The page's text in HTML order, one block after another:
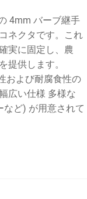
4mm バーブ継手
ネクタです。これ
実に固定し、農
提供します。
および耐腐食性の
広い仕様 多様な
ど) が用意されて